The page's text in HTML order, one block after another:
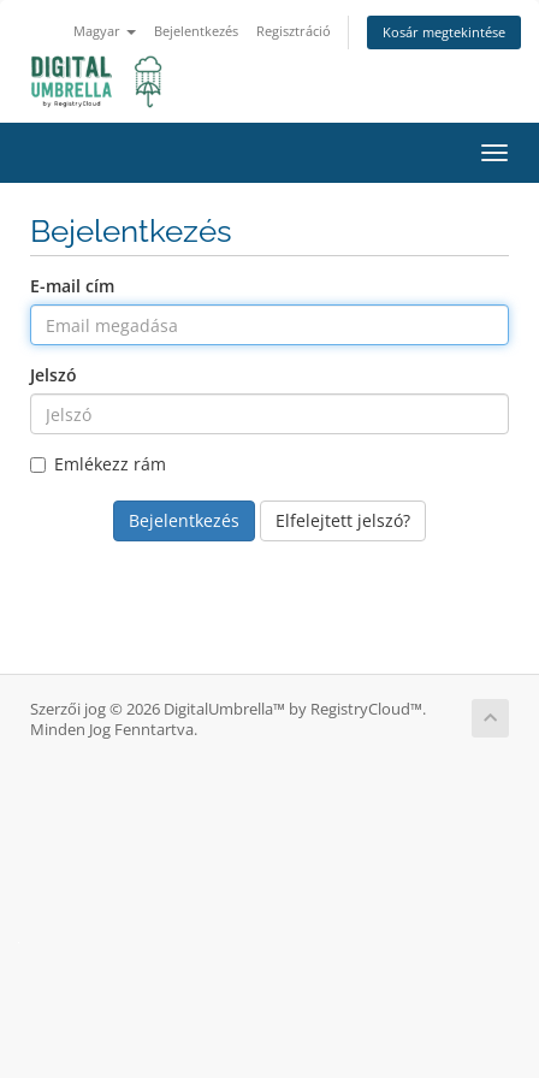
Magyar Bejelentkezés Regisztráció Kosár megtekintése
a
Bejelentkezés
E-mail cím
Jelszó
Emlékezz rám
Elfelejtett jelszó?
Szerzői jog © 2026 DigitalUmbrella™ by RegistryCloud™.
Minden Jog Fenntartva.